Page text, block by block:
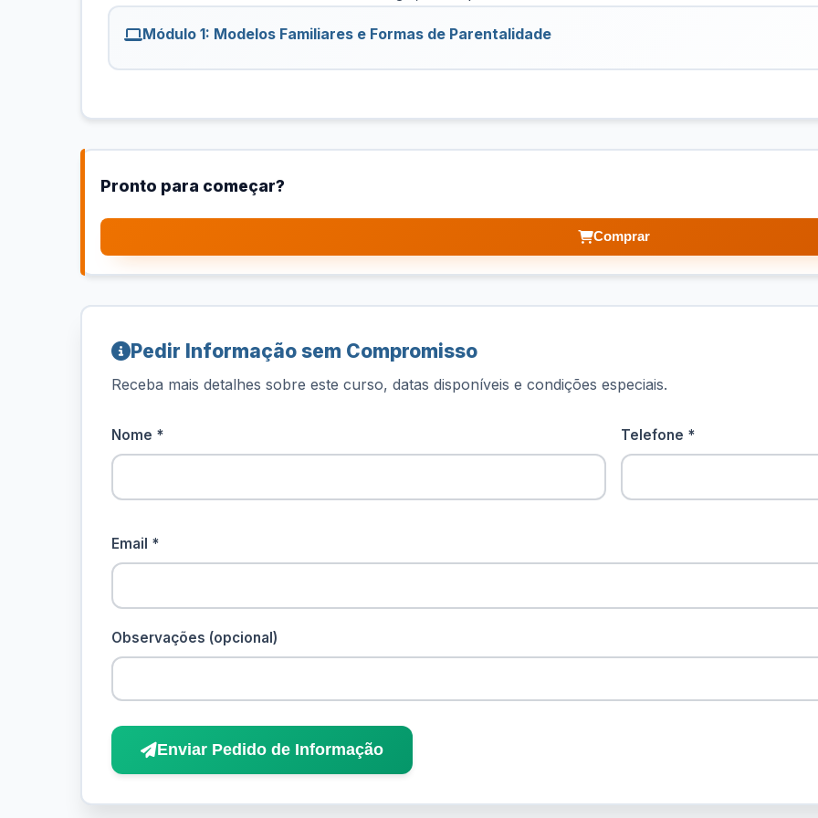
Módulo 1: Modelos Familiares e Formas de Parentalidade
Pronto para começar?
Comprar
Pedir Informação sem Compromisso
Receba mais detalhes sobre este curso, datas disponíveis e condições especiais.
Nome * Telefone *
Email *
Observações (opcional)
Enviar Pedido de Informação